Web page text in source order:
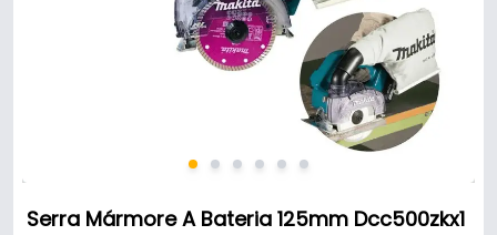
Serra Mármore A Bateria 125mm Dcc500zkx1